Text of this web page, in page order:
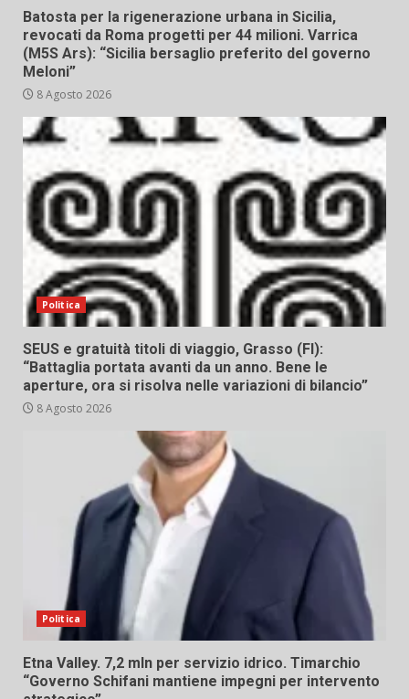
Batosta per la rigenerazione urbana in Sicilia,
revocati da Roma progetti per 44 milioni. Varrica
(M5S Ars): “Sicilia bersaglio preferito del governo
Meloni”
8 Agosto 2026
Politica
SEUS e gratuità titoli di viaggio, Grasso (FI):
“Battaglia portata avanti da un anno. Bene le
aperture, ora si risolva nelle variazioni di bilancio”
8 Agosto 2026
Politica
Etna Valley. 7,2 mln per servizio idrico. Timarchio
“Governo Schifani mantiene impegni per intervento